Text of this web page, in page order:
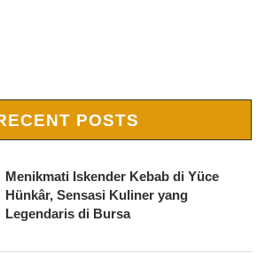
POSTS
Menikmati Iskender Kebab di Yüce
Hünkâr, Sensasi Kuliner yang
Legendaris di Bursa